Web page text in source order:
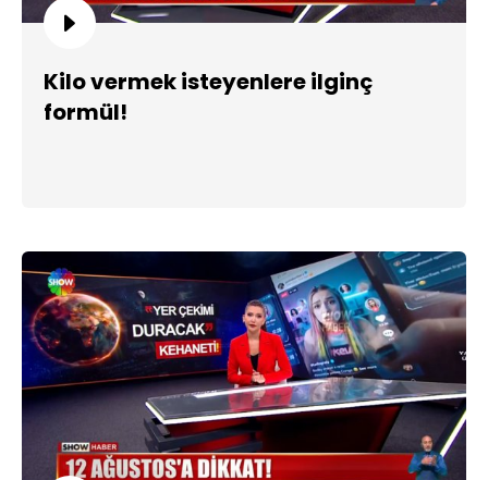
Kilo vermek isteyenlere ilginç
formül!